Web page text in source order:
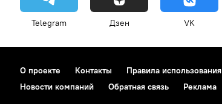
Telegram Дзен VK
О проекте Контакты Правила использования
Новости компаний
Обратная связь Реклама